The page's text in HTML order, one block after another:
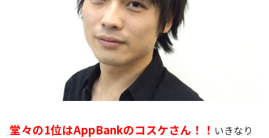
堂々の1位はAppBankのコスケさん！！ いきなり